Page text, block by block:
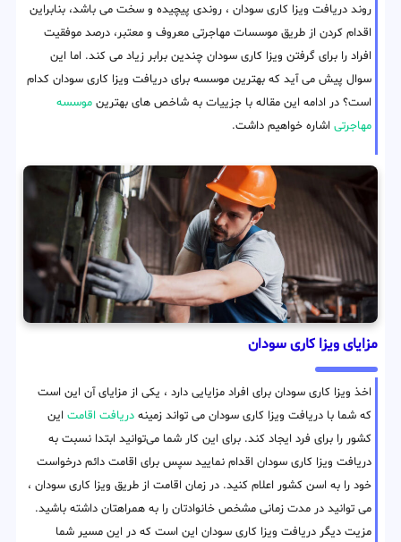
روند دریافت ویزا کاری سودان ، روندی پیچیده و سخت می باشد، بنابراین
اقدام کردن از طریق موسسات مهاجرتی معروف و معتبر، درصد موفقیت
افراد را برای گرفتن ویزا کاری سودان چندین برابر زیاد می کند. اما این
سوال پیش می آید که بهترین موسسه برای دریافت ویزا کاری سودان کدام
است؟ در ادامه این مقاله با جزییات به شاخص های بهترین موسسه
مهاجرتی اشاره خواهیم داشت.
مزایای ویزا کاری سودان
اخذ ویزا کاری سودان برای افراد مزایایی دارد ، یکی از مزایای آن این است
که شما با دریافت ویزا کاری سودان می تواند زمینه دریافت اقامت این
کشور را برای فرد ایجاد کند. برای این کار شما می‌توانید ابتدا نسبت به
دریافت ویزا کاری سودان اقدام نمایید سپس برای اقامت دائم درخواست
خود را به اسن کشور اعلام کنید. در زمان اقامت از طریق ویزا کاری سودان ،
می توانید در مدت زمانی مشخص خانوادتان را به همراهتان داشته باشید.
مزیت دیگر دریافت ویزا کاری سودان این است که در این مسیر شما